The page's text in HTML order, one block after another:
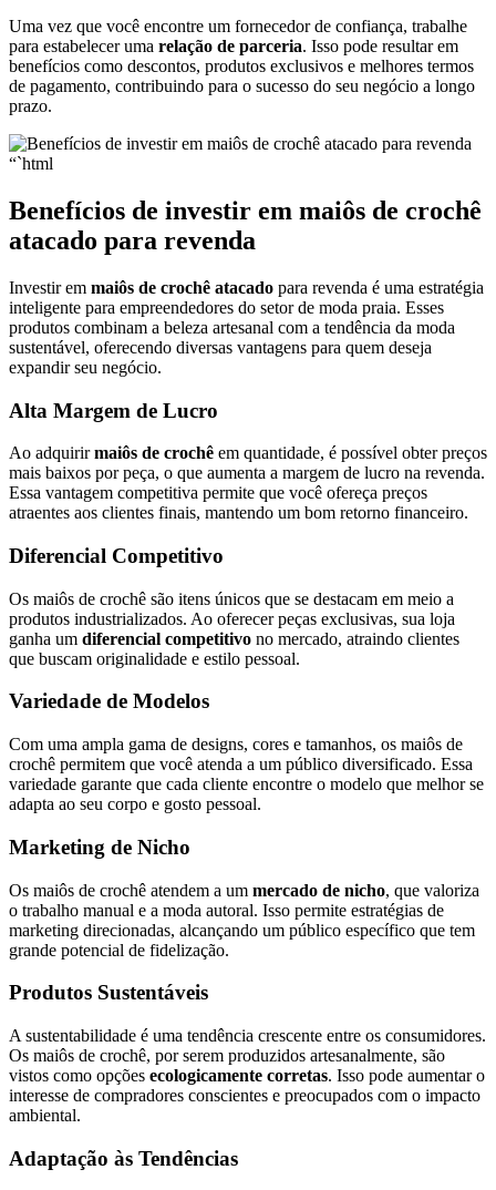
Uma vez que você encontre um fornecedor de confiança, trabalhe
para estabelecer uma relação de parceria. Isso pode resultar em
benefícios como descontos, produtos exclusivos e melhores termos
de pagamento, contribuindo para o sucesso do seu negócio a longo
prazo.
“`html
Benefícios de investir em maiôs de crochê
atacado para revenda
Investir em maiôs de crochê atacado para revenda é uma estratégia
inteligente para empreendedores do setor de moda praia. Esses
produtos combinam a beleza artesanal com a tendência da moda
sustentável, oferecendo diversas vantagens para quem deseja
expandir seu negócio.
Alta Margem de Lucro
Ao adquirirmaiôs de crochê em quantidade, é possível obter preços
mais baixos por peça, o que aumenta a margem de lucro na revenda.
Essa vantagem competitiva permite que você ofereça preços
atraentes aos clientes finais, mantendo um bom retorno financeiro.
Diferencial Competitivo
Os maiôs de crochê são itens únicos que se destacam em meio a
produtos industrializados. Ao oferecer peças exclusivas, sua loja
ganha um diferencial competitivo no mercado, atraindo clientes
que buscam originalidade e estilo pessoal.
Variedade de Modelos
Com uma ampla gama de designs, cores e tamanhos, os maiôs de
crochê permitem que você atenda a um público diversificado. Essa
variedade garante que cada cliente encontre o modelo que melhor se
adapta ao seu corpo e gosto pessoal.
Marketing de Nicho
Os maiôs de crochê atendem a um mercado de nicho, que valoriza
o trabalho manual e a moda autoral. Isso permite estratégias de
marketing direcionadas, alcançando um público específico que tem
grande potencial de fidelização.
Produtos Sustentáveis
A sustentabilidade é uma tendência crescente entre os consumidores.
Os maiôs de crochê, por serem produzidos artesanalmente, são
vistos como opções ecologicamente corretas. Isso pode aumentar o
interesse de compradores conscientes e preocupados com o impacto
ambiental.
Adaptação às Tendências